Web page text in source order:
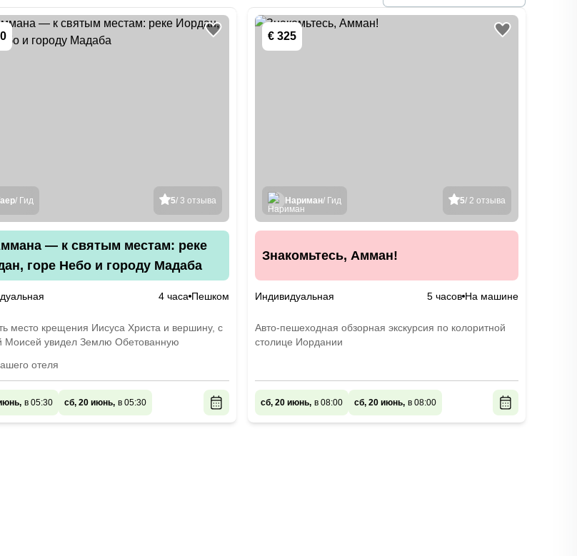
5/ 3 отзыва
/ Гид
— к святым местам: реке
горе Небо и городу Мадаба
4 часа Пешком
место крещения Иисуса Христа и вершину, с
Моисей увидел Землю Обетованную
отеля
в 05:30 сб, 20 июнь, в 05:30
€ 325
5/ 2 отзыва
Нариман/ Гид
Знакомьтесь, Амман!
Индивидуальная 5 часов На машине
Авто-пешеходная обзорная экскурсия по колоритной
столице Иордании
сб, 20 июнь, в 08:00 сб, 20 июнь, в 08:00